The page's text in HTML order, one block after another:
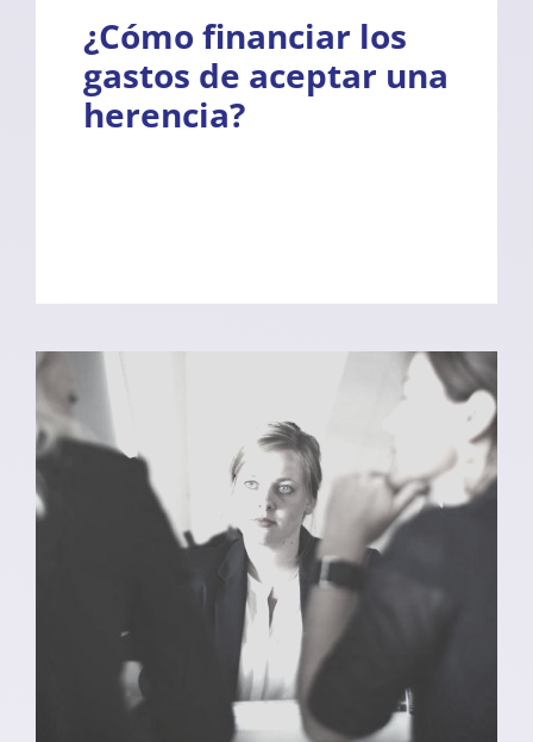
¿Cómo financiar los
gastos de aceptar una
herencia?